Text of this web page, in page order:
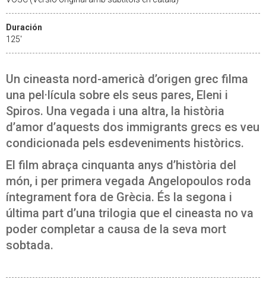
Duración
125'
Un cineasta nord-americà d’origen grec filma
una pel·lícula sobre els seus pares, Eleni i
Spiros. Una vegada i una altra, la història
d’amor d’aquests dos immigrants grecs es veu
condicionada pels esdeveniments històrics.
El film abraça cinquanta anys d’història del
món, i per primera vegada Angelopoulos roda
íntegrament fora de Grècia. És la segona i
última part d’una trilogia que el cineasta no va
poder completar a causa de la seva mort
sobtada.